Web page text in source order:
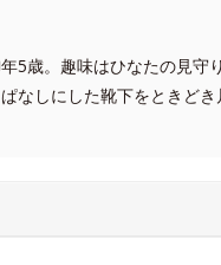
5歳。趣味はひなたの見守
なしにした靴下をときどき